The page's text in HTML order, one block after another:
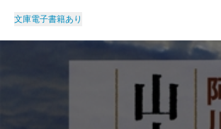
文庫電子書籍あり